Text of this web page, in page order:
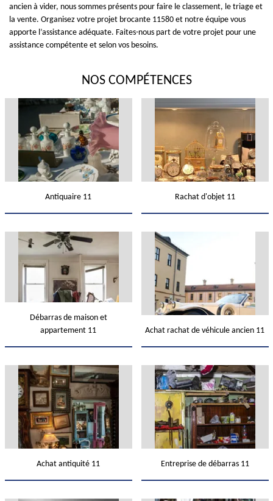
ancien à vider, nous sommes présents pour faire le classement, le triage et
la vente. Organisez votre projet brocante 11580 et notre équipe vous
apporte l’assistance adéquate. Faites-nous part de votre projet pour une
assistance compétente et selon vos besoins.
NOS COMPÉTENCES
Antiquaire 11 Rachat d'objet 11
Débarras de maison et
appartement 11
Achat rachat de véhicule ancien 11
Achat antiquité 11 Entreprise de débarras 11